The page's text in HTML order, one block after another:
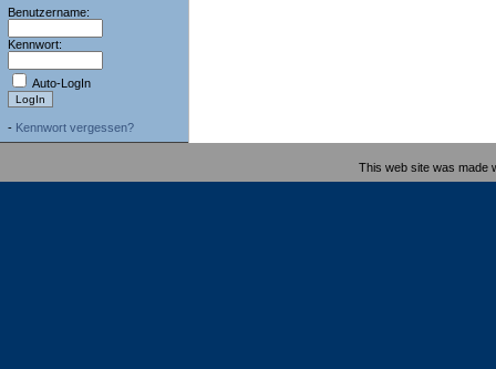
Benutzername:
Kennwort:
Auto-LogIn
- Kennwort vergessen?
This web site was made